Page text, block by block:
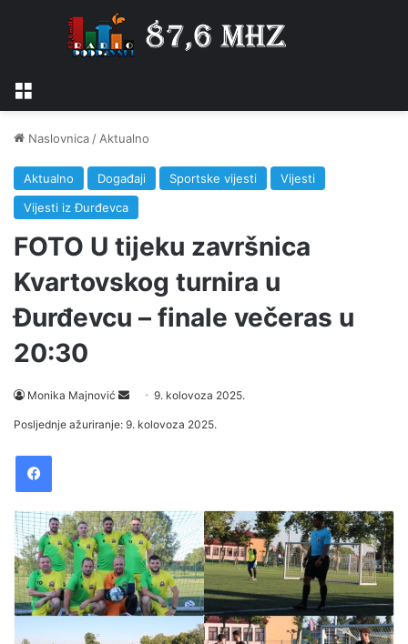
Naslovnica / Aktualno
Aktualno Događaji Sportske vijesti
Vijesti
Vijesti iz Đurđevca
FOTO U tijeku završnica
Kvartovskog turnira u
Đurđevcu – finale večeras u
20:30
Monika Majnović
e
e
m
a
i
l
9. kolovoza 2025.
Posljednje ažuriranje: 9. kolovoza 2025.